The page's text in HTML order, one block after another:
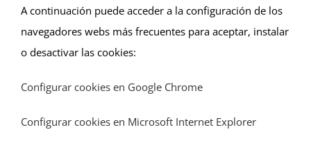
A continuación puede acceder a la configuración de los
navegadores webs más frecuentes para aceptar, instalar
o desactivar las cookies:
Configurar cookies en Google Chrome
Configurar cookies en Microsoft Internet Explorer